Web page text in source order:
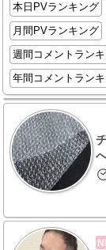
本日PVランキング
月間PVランキング
週間コメントラン
年間コメントラン